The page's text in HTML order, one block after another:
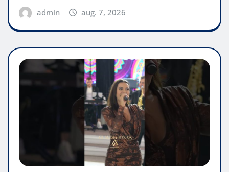
admin aug. 7, 2026